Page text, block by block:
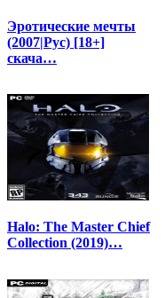
Эротические мечты
(2007|Рус) [18+]
скача…
Halo: The Master Chief
Collection (2019)…